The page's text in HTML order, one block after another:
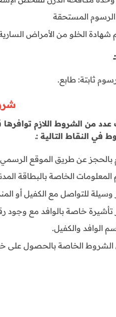
المستحقة
شهادة الخلو من الأمراض
عدد من الشروط اللازم
في النقاط التالية :ـ
بالحجز عن طريق الموقع
المعلومات الخاصة بالبطاقة
وسيلة للتواصل مع الكفيل أو
تأشيرة خاصة بالوافد مع وجود
الوافد والكفيل.
الشروط الخاصة بالحصول على